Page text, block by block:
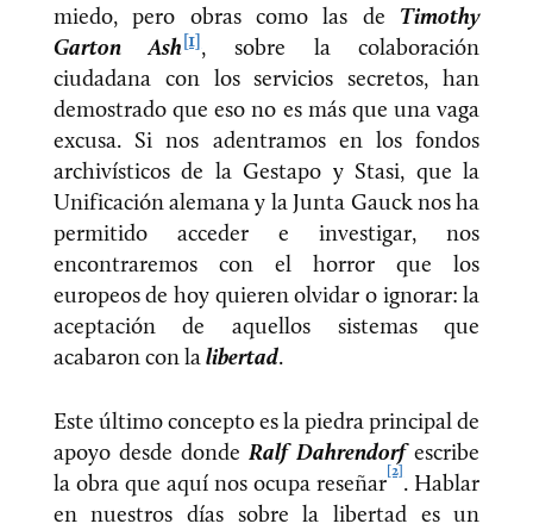
miedo, pero obras como las de Timothy
Garton Ash[1], sobre la colaboración
ciudadana con los servicios secretos, han
demostrado que eso no es más que una vaga
excusa. Si nos adentramos en los fondos
archivísticos de la Gestapo y Stasi, que la
Unificación alemana y la Junta Gauck nos ha
permitido acceder e investigar, nos
encontraremos con el horror que los
europeos de hoy quieren olvidar o ignorar: la
aceptación de aquellos sistemas que
acabaron con lalibertad.
Este último concepto es la piedra principal de
apoyo desde dondeRalf Dahrendorfescribe
la obra que aquí nos ocupa reseñar
[2]
. Hablar
en nuestros días sobre la libertad es un